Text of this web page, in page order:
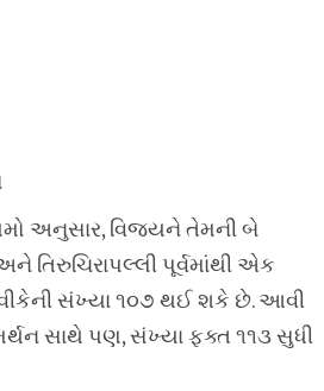
અનુસાર, વિજયને તેમની બે
તિરુચિરાપલ્લી પૂર્વમાંથી એક
સંખ્યા ૧૦૭ થઈ શકે છે. આવી
સાથે પણ, સંખ્યા ફક્ત ૧૧૩ સુધી